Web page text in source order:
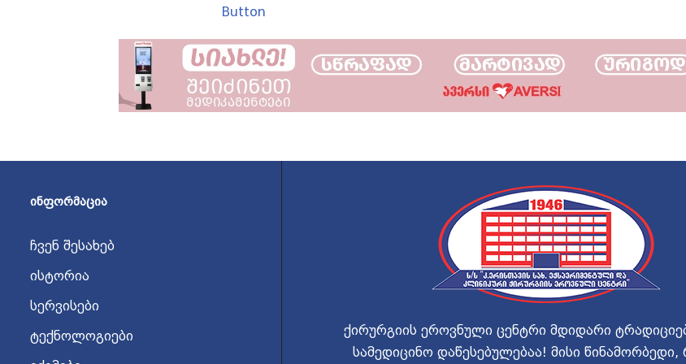
Button
ᲘᲜᲤᲝᲠᲛᲐᲪᲘᲐ
ჩვენ შესახებ
ისტორია
სერვისები
ტექნოლოგიები
ქირურგიის ეროვნული ცენტრი მდიდარი
სამედიცინო დაწესებულებაა! მისი